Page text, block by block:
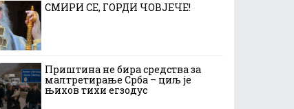
СМИРИ СЕ, ГОРДИ ЧОВЈЕЧЕ!
Приштина не бира средства за
малтретирање Срба – циљ је
њихов тихи егзодус